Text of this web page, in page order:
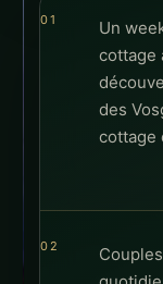
Un
cottage
des
cottage